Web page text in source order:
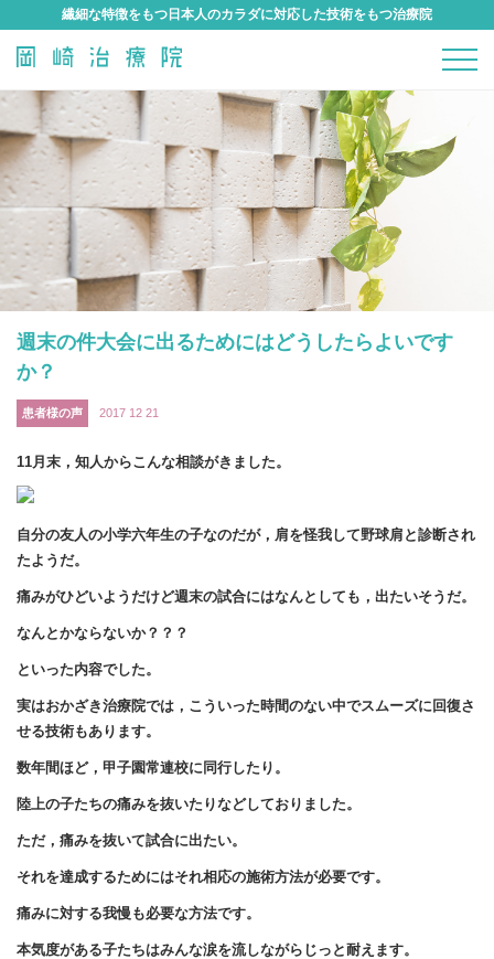
繊細な特徴をもつ日本人のカラダに対応した技術をもつ治療院
週末の件大会に出るためにはどうしたらよいです
か？
患者様の声 2017 12 21
11月末，知人からこんな相談がきました。
自分の友人の小学六年生の子なのだが，肩を怪我して野球肩と診断され
たようだ。
痛みがひどいようだけど週末の試合にはなんとしても，出たいそうだ。
なんとかならないか？？？
といった内容でした。
実はおかざき治療院では，こういった時間のない中でスムーズに回復さ
せる技術もあります。
数年間ほど，甲子園常連校に同行したり。
陸上の子たちの痛みを抜いたりなどしておりました。
ただ，痛みを抜いて試合に出たい。
それを達成するためにはそれ相応の施術方法が必要です。
痛みに対する我慢も必要な方法です。
本気度がある子たちはみんな涙を流しながらじっと耐えます。